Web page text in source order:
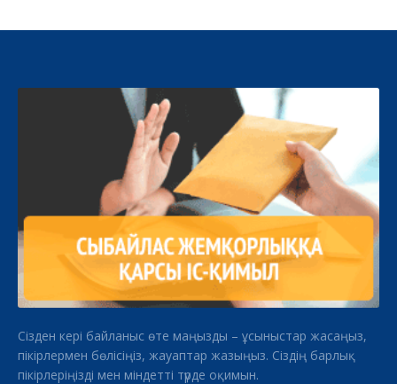
Сізден кері байланыс өте маңызды – ұсыныстар жасаңыз,
пікірлермен бөлісіңіз, жауаптар жазыңыз. Сіздің барлық
пікірлеріңізді мен міндетті түрде оқимын.